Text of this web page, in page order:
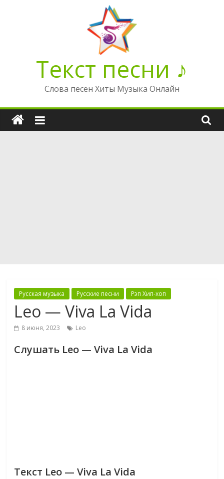
Текст песни ♪
Слова песен Хиты Музыка Онлайн
Русская музыка Русские песни Рэп Хип-хоп
Leo — Viva La Vida
8 июня, 2023 Leo
Слушать Leo — Viva La Vida
Текст Leo — Viva La Vida